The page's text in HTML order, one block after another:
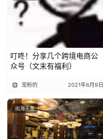
叮咚！分享几个跨境电商公
众号（文末有福利）
宠粉的 2021年6月9日
出海头条